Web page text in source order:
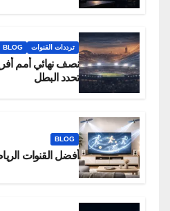
ترددات القنوات BLOG
تحدد البطل
BLOG
أفضل القنوات